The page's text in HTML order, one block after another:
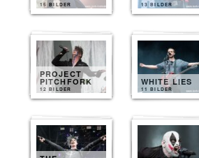
15 BILDER 13 BILDER
PROJECT
PITCHFORK
12 BILDER
WHITE LIES
11 BILDER